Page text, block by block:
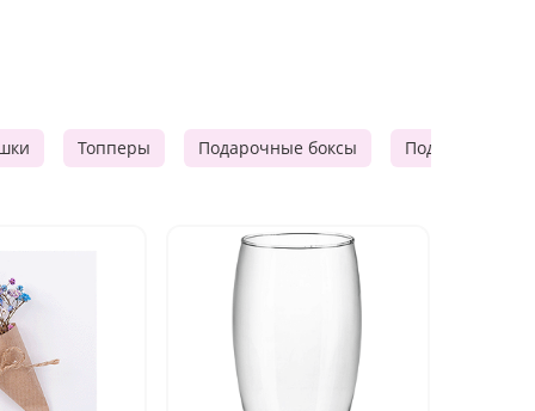
Топперы Подарочные боксы Подарочные